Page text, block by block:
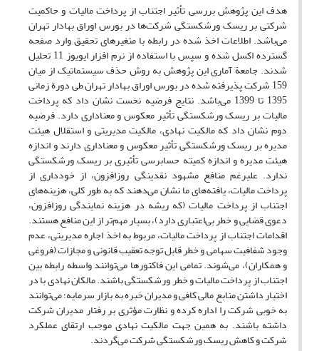
هدف این پژوهش بررسی تأثیر اجتناب از پرداخت مالیات و حاکمیت
شرکتی بر ریسک ورشکستگی شرکت‌‌ها در بورس اوراق بهادار تهران
می‌باشد. اطلاعات اخذ شده در رابطه با متغیرهای تحقیق وارد صفحه
گسترده اکسل شده و سپس با استفاده از نرم افزار ایویوز 11 تحلیل
شدند. جامعة آماری این پژوهش به روش حذف سیستماتیک از میان
159 شرکت پذیرفته شده در بورس اوراق بهادار تهران طی دورة زمانی
1395 تا 1399 می‌باشد. نتایج فرضیه نخست نشان داد که پرداخت
مالیات بر ریسک ورشکستگی تأثیر معکوس و معناداری دارد. فرضیه
دوم نشان داد که مالکیت نهادی، مالکیت مدیریتی و استقلال هیئت
مدیره بر ریسک ورشکستگی تأثیر معکوس و معناداری دارند و اندازه
هیئت مدیره و اندازه کمیته حسابرسی تأثیری بر ریسک ورشکستگی
ندارد. علیرغم منافع مشهود نقدینگی روزافزون، از خودداری از
پرداخت مالیات، یافته‌های ما نشان می‌دهند که به طور کلی، هزینه‌های
اجتناب از پرداخت مالیات (که ریشه در هزینه نمایندگی روزافزون،
دعوی قضایی و خطر بی‌اعتباری دارد)، بسیار مهم‌تر از این منافع هستند.
اقدامات اجتناب از پرداخت مالیات، مربوط به اخذ اجاره مدیریتی، عدم
وجود شفافیت سهامی و خطر قابل توجه تعقیب قانونی و مجازات (فروغی
و همکاران)، می‌شوند. تمامی این فاکتور‌ها می‌توانند واسطه رابطه بین
اجتناب از پرداخت مالیات و خطر ورشکستگی باشند. مالکان نهادی با در
اختیار داشتن منابع مالی کافی و مدیران خبره به بازار سرمایه؛ می‌توانند
به خوبی شرکت را اداره کرده و نظارت مؤثری بر رفتار مدیران شرکت
داشته باشند. به همین جهت مالکیت نهادی موجب ارتقای عملکرد
شرکت و کاهش ریسک ورشکستگی شرکت می‌گردند.